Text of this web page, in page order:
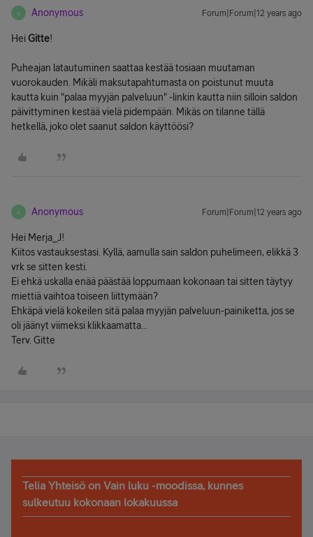
A Anonymous Forum|Forum|12 years ago
HeiGitte!
Puheajan latautuminen saattaa kestää tosiaan muutaman
vuorokauden. Mikäli maksutapahtumasta on poistunut muuta
kautta kuin "palaa myyjän palveluun" -linkin kautta niin silloin saldon
päivittyminen kestää vielä pidempään. Mikäs on tilanne tällä
hetkellä, joko olet saanut saldon käyttöösi?
A Anonymous Forum|Forum|12 years ago
Hei Merja_J!
Kiitos vastauksestasi. Kyllä, aamulla sain saldon puhelimeen, elikkä 3
vrk se sitten kesti.
Ei ehkä uskalla enää päästää loppumaan kokonaan tai sitten täytyy
miettiä vaihtoa toiseen liittymään?
Ehkäpä vielä kokeilen sitä palaa myyjän palveluun-painiketta, jos se
oli jäänyt viimeksi klikkaamatta...
Terv. Gitte
Telia Yhteisö on Vain luku -moodissa, kunnes
sulkeutuu kokonaan lokakuussa